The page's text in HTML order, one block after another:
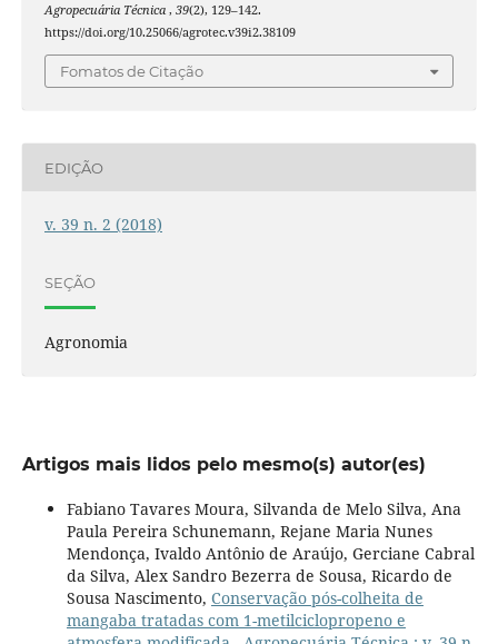
Agropecuária Técnica , 39(2), 129–142.
https://doi.org/10.25066/agrotec.v39i2.38109
Fomatos de Citação
EDIÇÃO
v. 39 n. 2 (2018)
SEÇÃO
Agronomia
Artigos mais lidos pelo mesmo(s) autor(es)
Fabiano Tavares Moura, Silvanda de Melo Silva, Ana
Paula Pereira Schunemann, Rejane Maria Nunes
Mendonça, Ivaldo Antônio de Araújo, Gerciane Cabral
da Silva, Alex Sandro Bezerra de Sousa, Ricardo de
Sousa Nascimento, Conservação pós-colheita de
mangaba tratadas com 1-metilciclopropeno e